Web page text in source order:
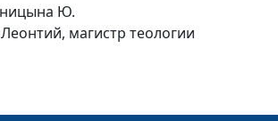
магистр теологии
магистр теологии
Ю.
магистр теологии